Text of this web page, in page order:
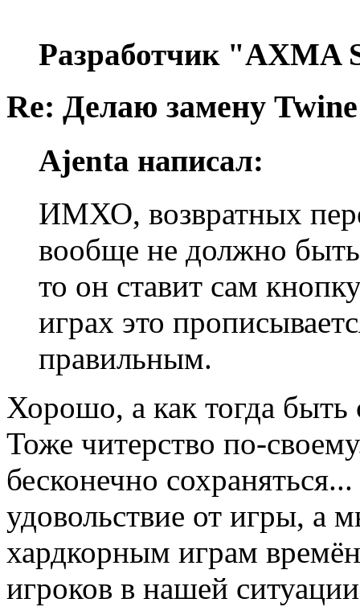
Разработчик "AXMA
Re: Делаю замену
Ajenta написал:
ИМХО, возвратных
вообще не должно
то он ставит сам
играх это
правильным.
Хорошо, а как тогда быть
Тоже читерство по-
бесконечно
удовольствие от игры, а
хардкорным играм
игроков в нашей